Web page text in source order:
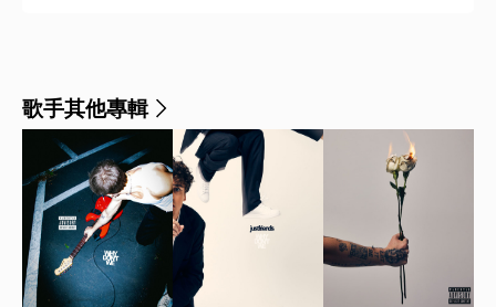
歌手其他專輯